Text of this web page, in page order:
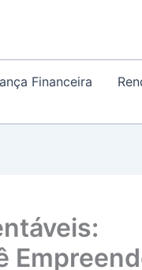
Financeira